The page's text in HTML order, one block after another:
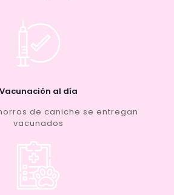
Vacunación al día
de caniche se entregan
vacunados